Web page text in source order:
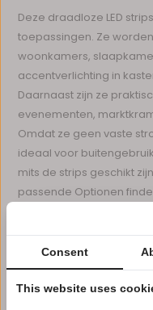
Deze draadloze LED
toepassingen. Ze
woonkamers,
accentverlichting in
Daarnaast zijn ze
evenementen,
Omdat ze geen vaste
ideaal voor
mits de strips geschikt
passende Optionen
Bij LEDdistrict vind je
batterij, variërend in
Consent
This website uses